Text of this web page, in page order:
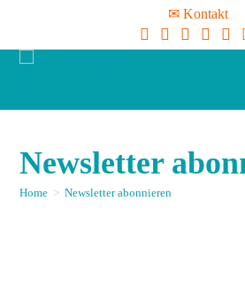
✉ Kontakt
Newsletter
Home > Newsletter abonnieren